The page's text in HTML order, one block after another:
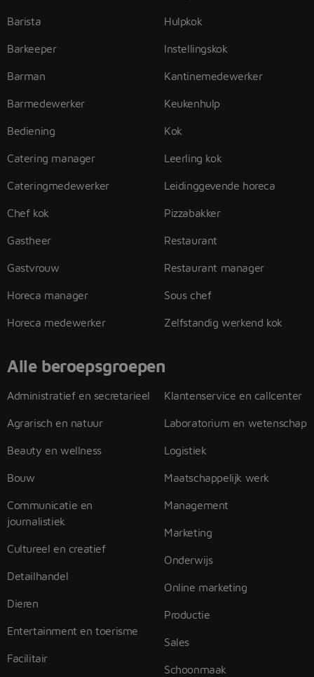
Barista
Barkeeper
Barman
Barmedewerker
Bediening
Catering manager
Cateringmedewerker
Chef kok
Gastheer
Gastvrouw
Horeca manager
Horeca medewerker
Hulpkok
Instellingskok
Kantinemedewerker
Keukenhulp
Kok
Leerling kok
Leidinggevende horeca
Pizzabakker
Restaurant
Restaurant manager
Sous chef
Zelfstandig werkend kok
Alle beroepsgroepen
Administratief en secretarieel
Agrarisch en natuur
Beauty en wellness
Bouw
Communicatie en
journalistiek
Cultureel en creatief
Detailhandel
Dieren
Entertainment en toerisme
Facilitair
Klantenservice en callcenter
Laboratorium en wetenschap
Logistiek
Maatschappelijk werk
Management
Marketing
Onderwijs
Online marketing
Productie
Sales
Schoonmaak